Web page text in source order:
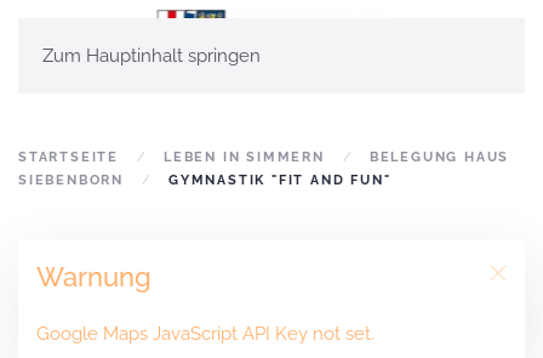
Zum Hauptinhalt springen
STARTSEITE LEBEN IN SIMMERN
BELEGUNG HAUS
SIEBENBORN
GYMNASTIK "FIT AND FUN"
Warnung
Google Maps JavaScript API Key not set.